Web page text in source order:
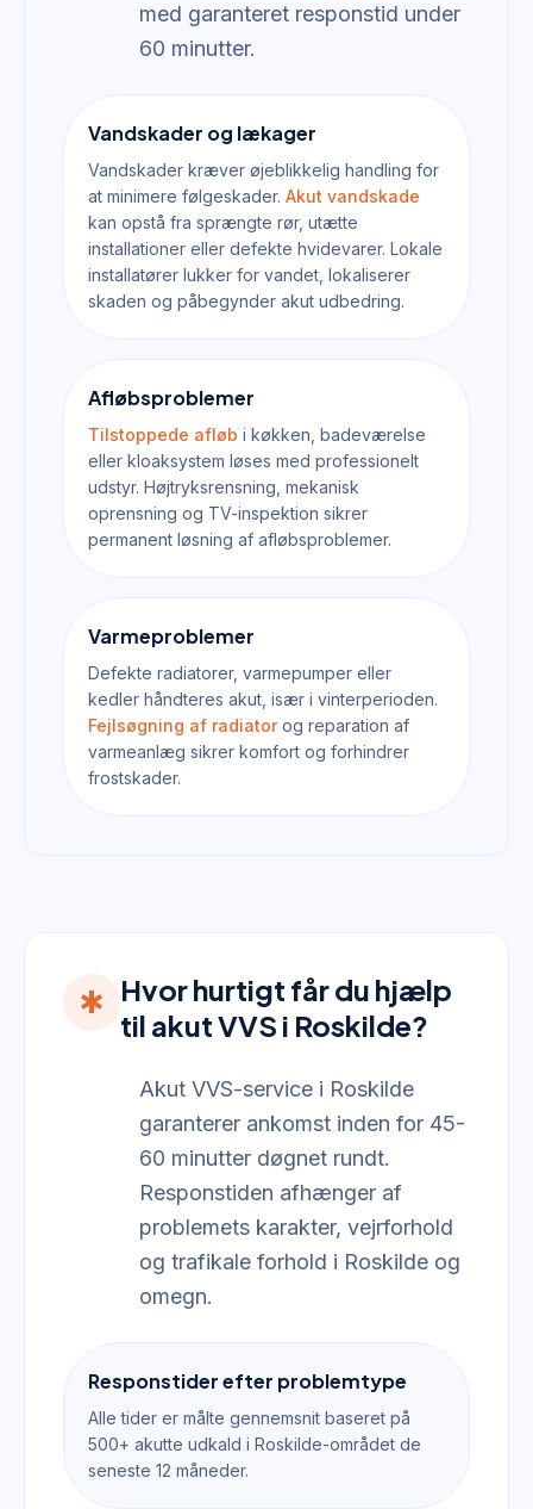
med garanteret responstid under
60 minutter.
Vandskader og lækager
Vandskader kræver øjeblikkelig handling for
at minimere følgeskader. Akut vandskade
kan opstå fra sprængte rør, utætte
installationer eller defekte hvidevarer. Lokale
installatører lukker for vandet, lokaliserer
skaden og påbegynder akut udbedring.
Afløbsproblemer
Tilstoppede afløb i køkken, badeværelse
eller kloaksystem løses med professionelt
udstyr. Højtryksrensning, mekanisk
oprensning og TV-inspektion sikrer
permanent løsning af afløbsproblemer.
Varmeproblemer
Defekte radiatorer, varmepumper eller
kedler håndteres akut, især i vinterperioden.
Fejlsøgning af radiatorog reparation af
varmeanlæg sikrer komfort og forhindrer
frostskader.
emergency
Hvor hurtigt får du hjælp
til akut VVS i Roskilde?
Akut VVS-service i Roskilde
garanterer ankomst inden for 45-
60 minutter døgnet rundt.
Responstiden afhænger af
problemets karakter, vejrforhold
og trafikale forhold i Roskilde og
omegn.
Responstider efter problemtype
Alle tider er målte gennemsnit baseret på
500+ akutte udkald i Roskilde-området de
seneste 12 måneder.